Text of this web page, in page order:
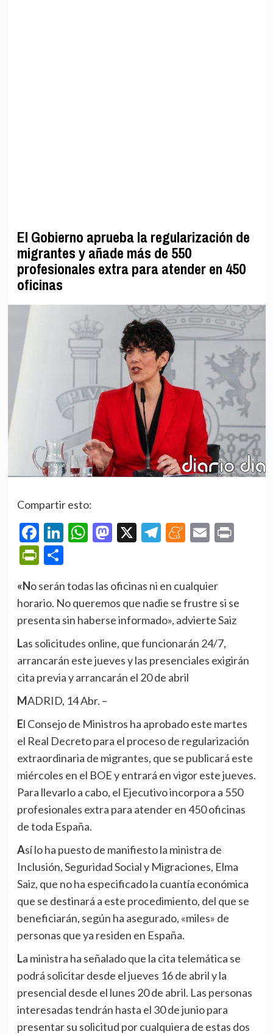
El Gobierno aprueba la regularización de
migrantes y añade más de 550
profesionales extra para atender en 450
oficinas
Compartir esto:
Facebook
LinkedIn
WhatsApp
Mastodon
X Telegram
Meneame
Email
PrintFriendly
Compartir
«No serán todas las oficinas ni en cualquier
horario. No queremos que nadie se frustre si se
presenta sin haberse informado», advierte Saiz
Las solicitudes online, que funcionarán 24/7,
arrancarán este jueves y las presenciales exigirán
cita previa y arrancarán el 20 de abril
MADRID, 14 Abr. –
El Consejo de Ministros ha aprobado este martes
el Real Decreto para el proceso de regularización
extraordinaria de migrantes, que se publicará este
miércoles en el BOE y entrará en vigor este jueves.
Para llevarlo a cabo, el Ejecutivo incorpora a 550
profesionales extra para atender en 450 oficinas
de toda España.
Así lo ha puesto de manifiesto la ministra de
Inclusión, Seguridad Social y Migraciones, Elma
Saiz, que no ha especificado la cuantía económica
que se destinará a este procedimiento, del que se
beneficiarán, según ha asegurado, «miles» de
personas que ya residen en España.
La ministra ha señalado que la cita telemática se
podrá solicitar desde el jueves 16 de abril y la
presencial desde el lunes 20 de abril. Las personas
interesadas tendrán hasta el 30 de junio para
presentar su solicitud por cualquiera de estas dos